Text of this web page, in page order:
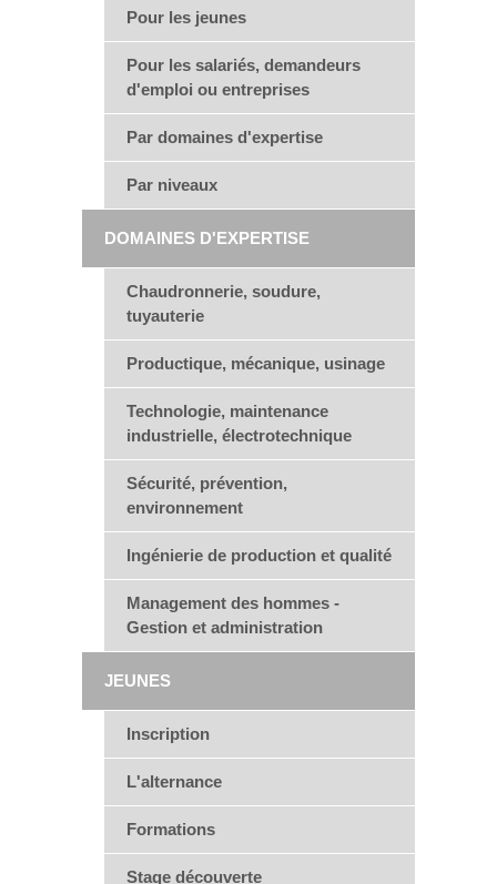
Pour les jeunes
Pour les salariés, demandeurs
d'emploi ou entreprises
Par domaines d'expertise
Par niveaux
DOMAINES D'EXPERTISE
Chaudronnerie, soudure,
tuyauterie
Productique, mécanique, usinage
Technologie, maintenance
industrielle, électrotechnique
Sécurité, prévention,
environnement
Ingénierie de production et qualité
Management des hommes -
Gestion et administration
JEUNES
Inscription
L'alternance
Formations
Stage découverte